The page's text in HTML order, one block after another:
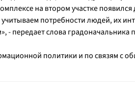
на втором участке
потребности людей, их
- передает слова градоначальника
политики и по связям с